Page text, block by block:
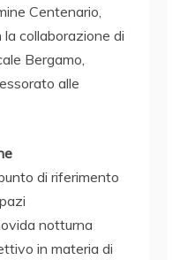
Centenario,
la collaborazione di
Bergamo,
alle
di riferimento
notturna
in materia di